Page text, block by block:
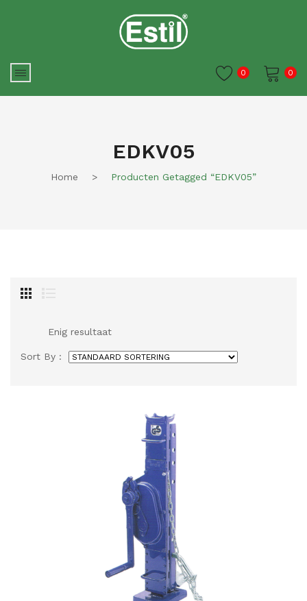
0
0
EDKV05
Home > Producten Getagged “EDKV05”
Enig resultaat
Sort By :